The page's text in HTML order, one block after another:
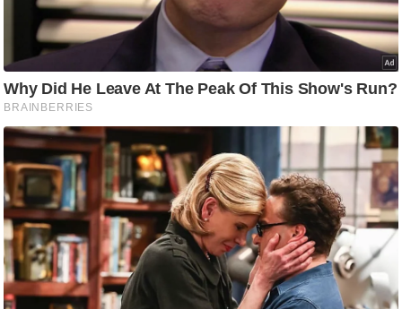
e
w
s
ला
इ
फ
स्टा
इ
ल
क्नॉ